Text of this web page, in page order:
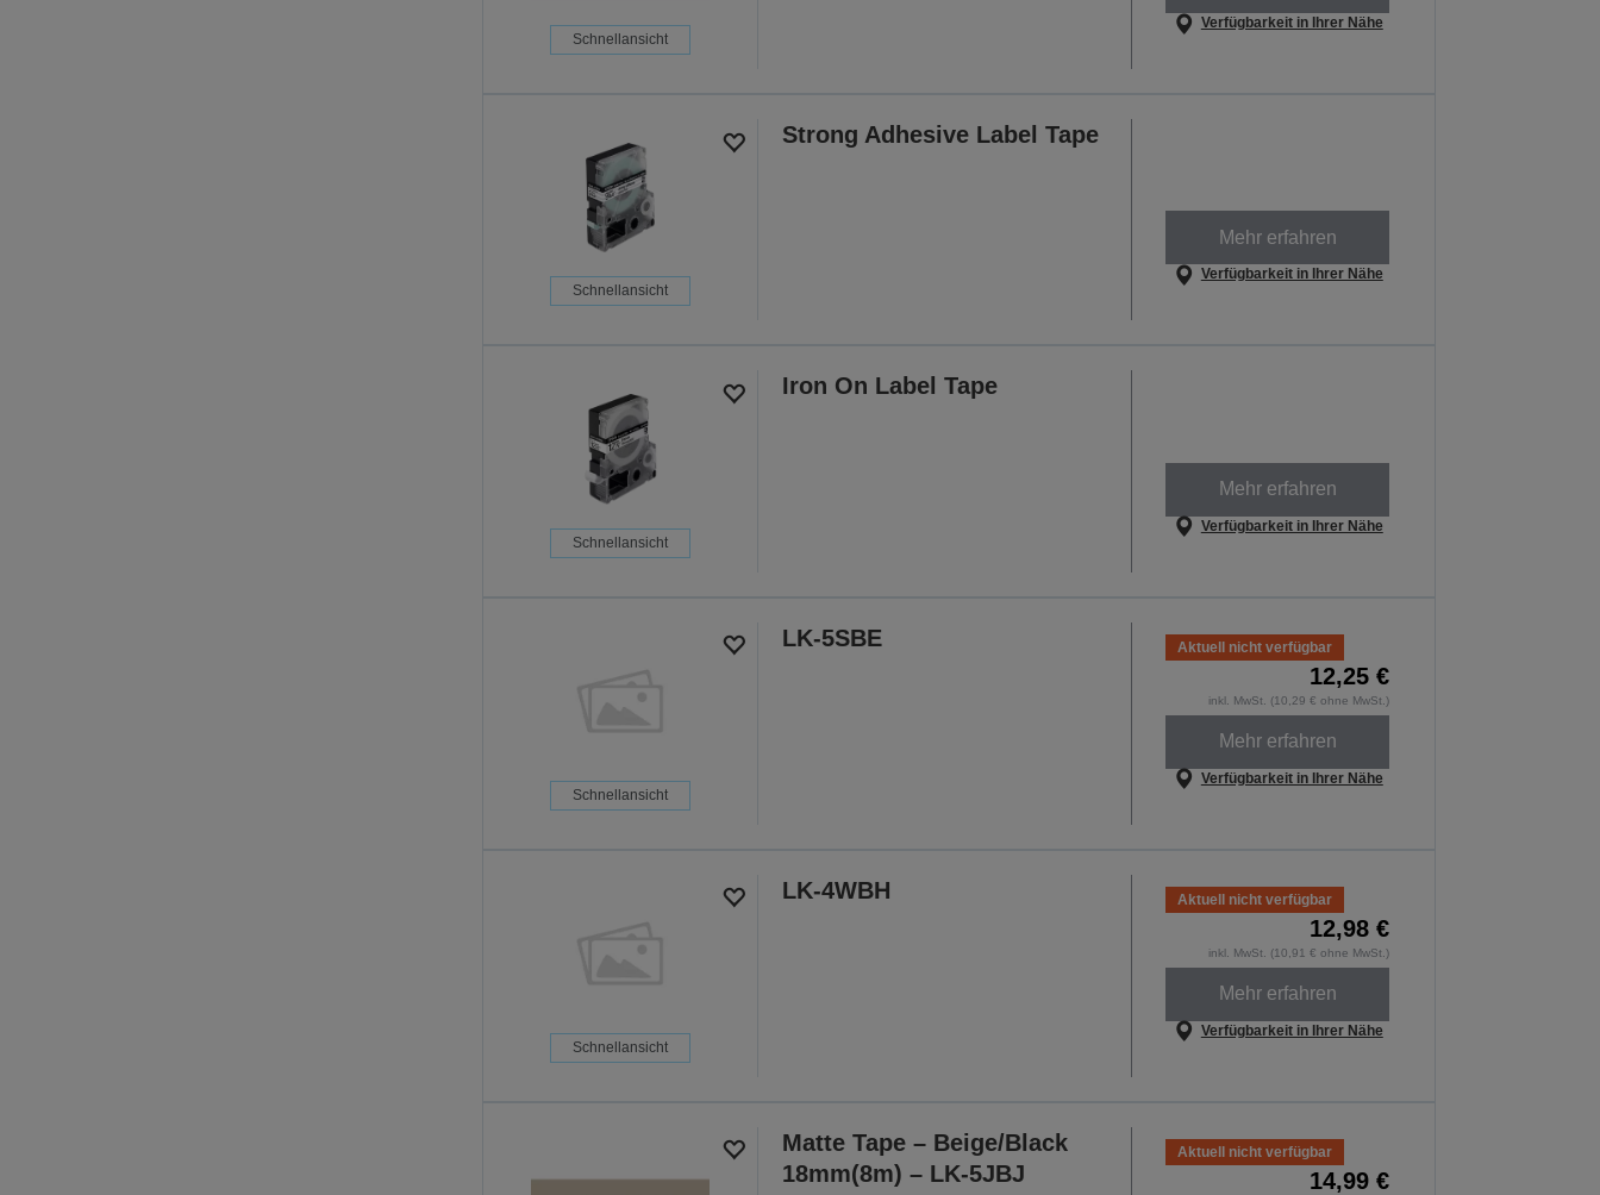
Schnellansicht
Verfügbarkeit in Ihrer Nähe
Schnellansicht
Strong Adhesive Label Tape
Mehr erfahren
Verfügbarkeit in Ihrer Nähe
Schnellansicht
Iron On Label Tape
Mehr erfahren
Verfügbarkeit in Ihrer Nähe
Schnellansicht
LK-5SBE Aktuell nicht verfügbar
12,25 €
inkl. MwSt. (10,29 € ohne MwSt.)
Mehr erfahren
Verfügbarkeit in Ihrer Nähe
Schnellansicht
LK-4WBH Aktuell nicht verfügbar
12,98 €
inkl. MwSt. (10,91 € ohne MwSt.)
Mehr erfahren
Verfügbarkeit in Ihrer Nähe
Matte Tape – Beige/Black
18mm(8m) – LK-5JBJ
Aktuell nicht verfügbar
14,99 €